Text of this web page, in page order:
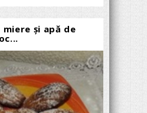
miere şi apă de